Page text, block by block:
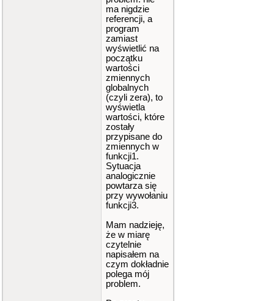
ma nigdzie
referencji, a
program
zamiast
wyświetlić na
początku
wartości
zmiennych
globalnych
(czyli zera), to
wyświetla
wartości, które
zostały
przypisane do
zmiennych w
funkcji1.
Sytuacja
analogicznie
powtarza się
przy wywołaniu
funkcji3.
Mam nadzieję,
że w miarę
czytelnie
napisałem na
czym dokładnie
polega mój
problem.